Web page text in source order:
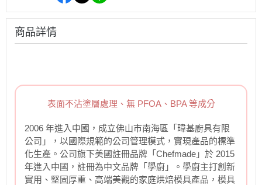
商品詳情
表面不沾塗層處理、無 PFOA、BPA 等成分
2006 年進入中國，成立佛山市南海區「瑋基廚具有限
公司」，以國際規範的公司管理模式，實現產品的標準
化生產。公司旗下美國註冊品牌「Chefmade」於 2015
年進入中國，註冊為中文品牌「學廚」。學廚主打創新
實用、堅固厚重、高端美觀的家庭烘焙模具產品，模具